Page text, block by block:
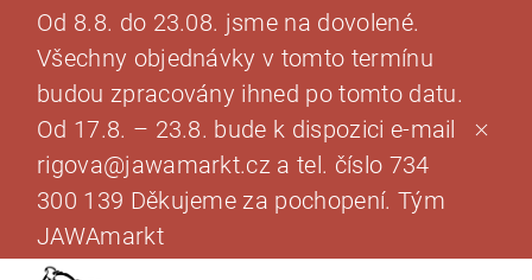
Od 8.8. do 23.08. jsme na dovolené.
Všechny objednávky v tomto termínu
budou zpracovány ihned po tomto datu.
Od 17.8. – 23.8. bude k dispozici e-mail
rigova@jawamarkt.cz a tel. číslo 734
300 139 Děkujeme za pochopení. Tým
JAWAmarkt